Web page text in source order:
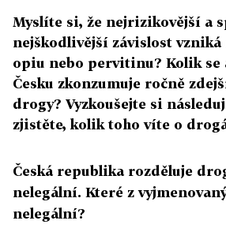
Myslíte si, že nejrizikovější a
nejškodlivější závislost
opiu nebo pervitinu? Kolik se
Česku zkonzumuje ročně
drogy? Vyzkoušejte si
zjistěte, kolik toho víte o
Česká republika rozděluje
nelegální. Které z
nelegální?